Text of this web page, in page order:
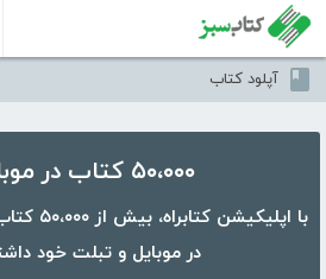
آپلود کتاب
۵۰،۰۰۰ کتاب در موبایل شما
با
در موبایل و تبلت خود